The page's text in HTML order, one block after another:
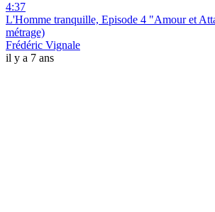
4:37
L'Homme tranquille, Episode 4 "Amour et
métrage)
Frédéric Vignale
il y a 7 ans